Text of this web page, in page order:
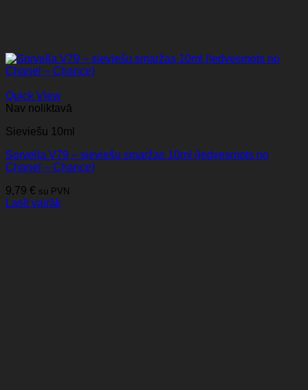
Quick View
Nav noliktavā
Sieviešu 10ml
Sorvella V79 – sieviešu smaržas 10ml (iedvesmots no
Chanel – Chance)
9,79 € su PVN
Lasīt vairāk